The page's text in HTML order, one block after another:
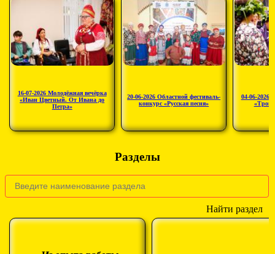
16-07-2026 Молодёжная вечёрка
«Иван Цветный. От Ивана до
Петра»
20-06-2026 Областной фестиваль-
конкурс «Русская песня»
04-06-2026
Разделы
Найти раздел